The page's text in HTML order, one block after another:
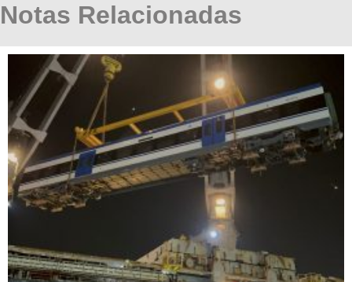
Notas Relacionadas